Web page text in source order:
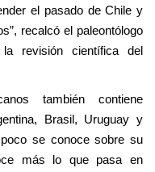
el pasado de Chile y
recalcó el paleontólogo
revisión científica del
también contiene
Brasil, Uruguay y
se conoce sobre su
más lo que pasa en